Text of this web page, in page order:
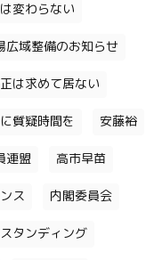
変わらない
広域整備のお知らせ
は求めて居ない
質疑時間を 安藤裕
連盟 高市早苗
ス 内閣委員会
タンディング